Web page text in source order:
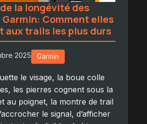
la longévité des
Comment elles
aux trails les plus durs
2025 Garmin
le visage, la boue colle
les pierres cognent sous la
au poignet, la montre de trail
le signal, d’afficher